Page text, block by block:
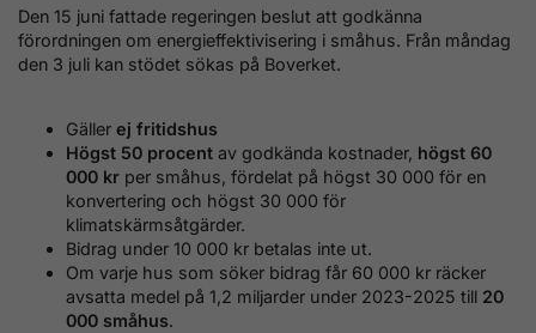
Den 15 juni fattade regeringen beslut att godkänna
förordningen om energieffektivisering i småhus. Från måndag
den 3 juli kan stödet sökas på Boverket.
Gäller ej fritidshus
Högst 50 procent av godkända kostnader, högst 60
000 kr per småhus, fördelat på högst 30 000 för en
konvertering och högst 30 000 för
klimatskärmsåtgärder.
Bidrag under 10 000 kr betalas inte ut.
Om varje hus som söker bidrag får 60 000 kr räcker
avsatta medel på 1,2 miljarder under 2023-2025 till 20
000 småhus.